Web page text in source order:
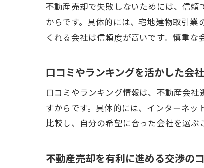
不動産売却で失敗しないためには、信
からです。具体的には、宅地建物取引
くれる会社は信頼度が高いです。慎重な
口コミやランキングを活かした会
口コミやランキング情報は、不動産会
すからです。具体的には、インターネ
比較し、自分の希望に合った会社を選ぶ
不動産売却を有利に進める交渉の